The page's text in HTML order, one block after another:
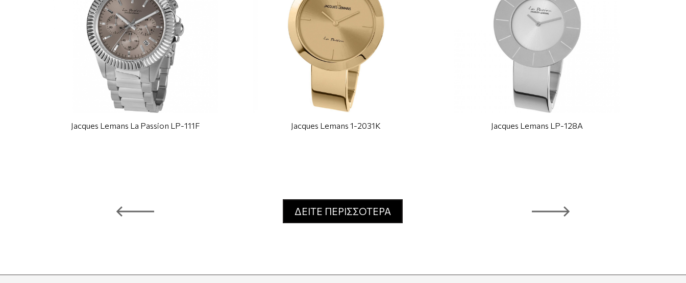
Jacques Lemans La Passion LP-111F Jacques Lemans 1-2031K Jacques Lemans LP-128A
ΔΕΙΤΕ ΠΕΡΙΣΣΟΤΕΡΑ